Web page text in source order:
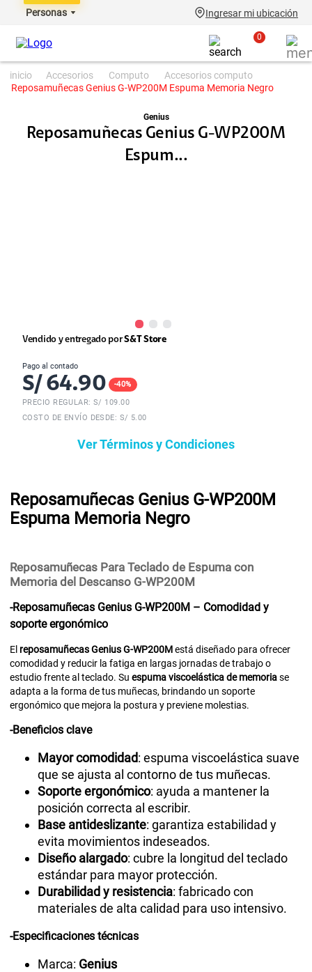
Personas Ingresar mi ubicación
0
accesorios computo
accesorios computo
Reposamuñecas Genius G-WP200M Espuma Memoria Negro
Genius
Reposamuñecas Genius G-WP200M
Espum...
Vendido y entregado porS&T Store
Pago al contado
S/ 64.90 -40%
PRECIO REGULAR: S/ 109.00
COSTO DE ENVÍO DESDE: S/ 5.00
Ver Términos y Condiciones
Reposamuñecas Genius G-WP200M
Espuma Memoria Negro
Reposamuñecas Para Teclado de Espuma con
Memoria del Descanso G-WP200M
-Reposamuñecas Genius G-WP200M – Comodidad y
soporte ergonómico
El reposamuñecas Genius G-WP200Mestá diseñado para ofrecer
comodidad y reducir la fatiga en largas jornadas de trabajo o
estudio frente al teclado. Su espuma viscoelástica de memoriase
adapta a la forma de tus muñecas, brindando un soporte
ergonómico que mejora la postura y previene molestias.
-Beneficios clave
Mayor comodidad: espuma viscoelástica suave
que se ajusta al contorno de tus muñecas.
Soporte ergonómico: ayuda a mantener la
posición correcta al escribir.
Base antideslizante: garantiza estabilidad y
evita movimientos indeseados.
Diseño alargado: cubre la longitud del teclado
estándar para mayor protección.
Durabilidad y resistencia: fabricado con
materiales de alta calidad para uso intensivo.
-Especificaciones técnicas
Marca: Genius